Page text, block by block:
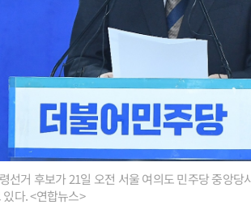
선거 후보가 21일 오전 서울 여의도 민주당 중앙당
다. <연합뉴스>